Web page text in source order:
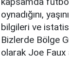
oynadığını,
bilgileri ve
Bizlerde Bölge
olarak Joe Faux